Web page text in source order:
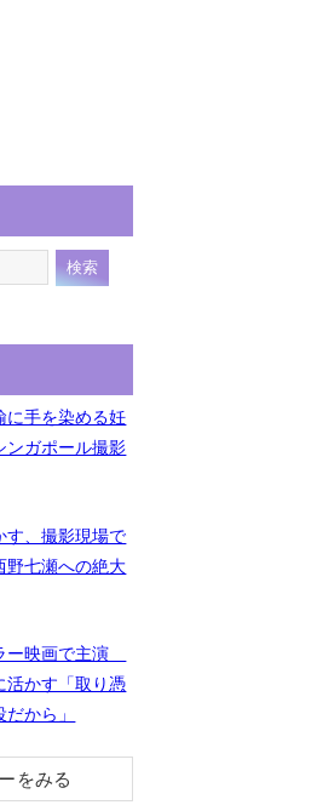
に手を染める妊
ガポール撮影
す、撮影現場で
野七瀬への絶大
ー映画で主演
活かす「取り憑
から」
をみる